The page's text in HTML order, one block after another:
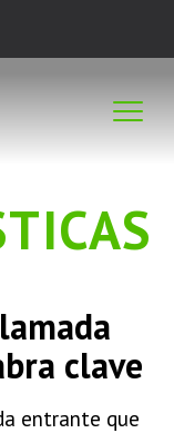
clave
entrante que